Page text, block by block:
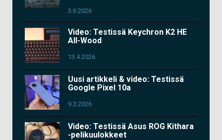
3.6.2026
Video: Testissä Keychron K2 HE
All-Wood
13.4.2026
Uusi artikkeli & video: Testissä
Google Pixel 10a
9.3.2026
Video: Testissä Asus ROG Kithara
-pelikuulokkeet